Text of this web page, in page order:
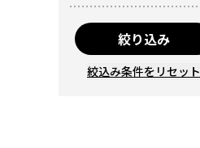
絞り込み
絞込み条件をリセット